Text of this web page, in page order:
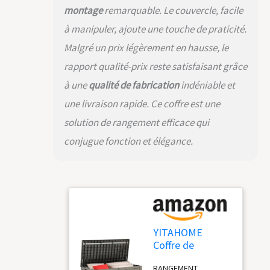
s'harmonise
facilement avec vos
patio. Facile à
assembler - notre
en plein air peut
facilement être
Assemblée dans une
conception KD (
détachable ) similaire
panneaux sans outil.
montageremarquable. Le couvercle, facile
à manipuler, ajoute une touche de praticité.
Malgré un prix légèrement en hausse, le
rapport qualité-prix reste satisfaisant grâce
à unequalité de fabricationindéniable et
une livraison rapide. Ce coffre est une
solution de rangement efficace qui
conjugue fonction et élégance.
YITAHOME
Coffre de